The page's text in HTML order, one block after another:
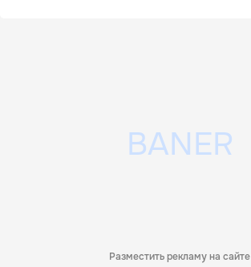
Разместить рекламу на сайте